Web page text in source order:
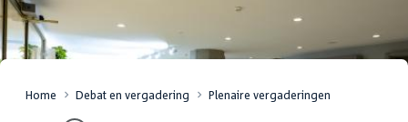
Home Debat en vergadering Plenaire vergaderingen